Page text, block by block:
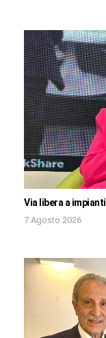
Via libera a
7 Agosto 2026